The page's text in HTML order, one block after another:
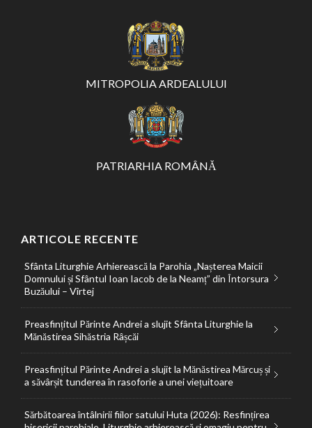
MITROPOLIA ARDEALULUI
PATRIARHIA ROMÂNĂ
ARTICOLE RECENTE
Sfânta Liturghie Arhierească la Parohia „Nașterea Maicii
Domnului și Sfântul Ioan Iacob de la Neamț” din Întorsura
Buzăului – Vîrtej
Preasfințitul Părinte Andrei a slujit Sfânta Liturghie la
Mănăstirea Sihăstria Râșcăi
Preasfințitul Părinte Andrei a slujit la Mănăstirea Mărcuș și
a săvârșit tunderea în rasoforie a unei viețuitoare
Sărbătoarea întâlnirii fiilor satului Huta (2026): Resfințirea